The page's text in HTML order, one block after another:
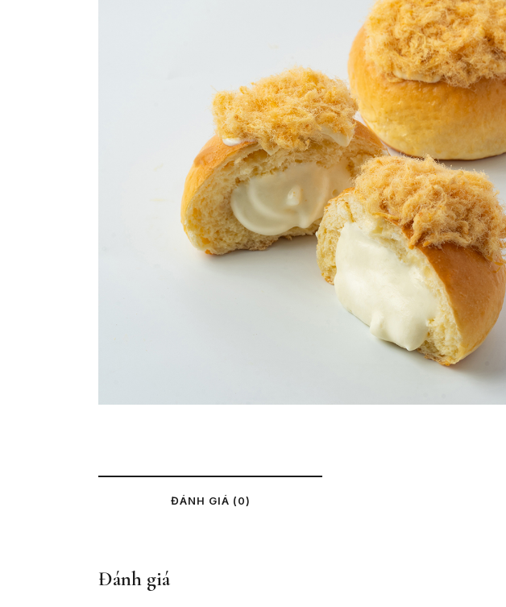
ĐÁNH GIÁ (0)
Đánh giá